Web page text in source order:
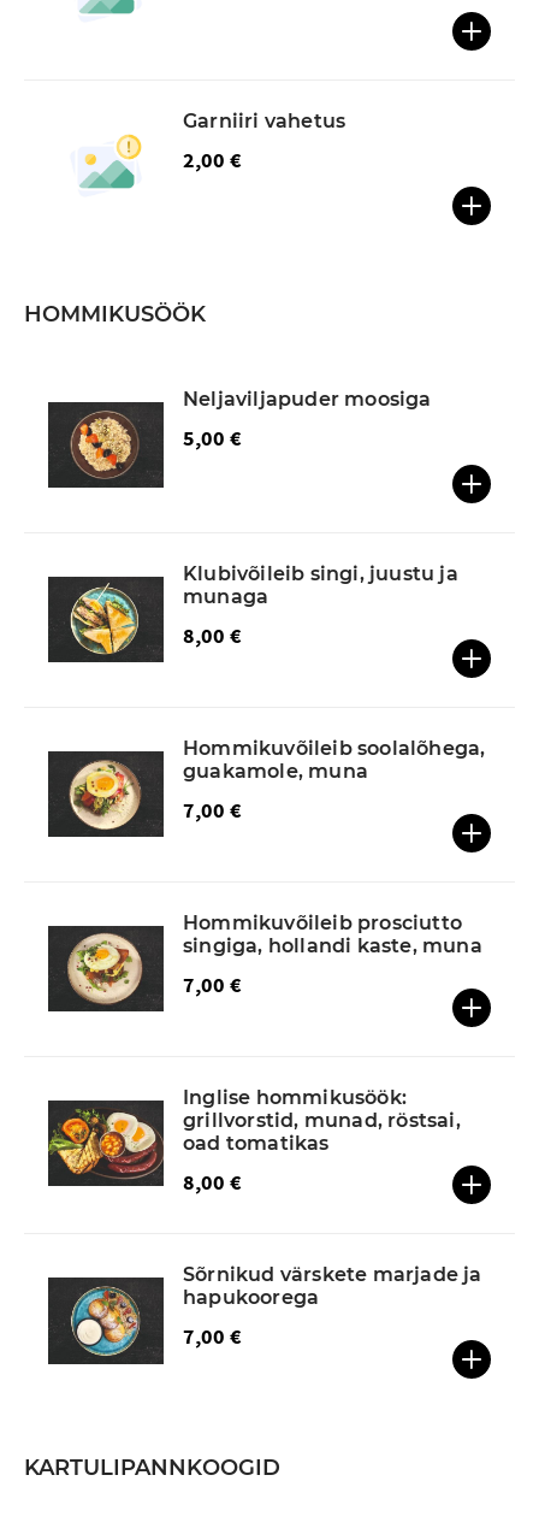
Garniiri vahetus
2,00 €
HOMMIKUSÖÖK
Neljaviljapuder moosiga
5,00 €
Klubivõileib singi, juustu ja
munaga
8,00 €
Hommikuvõileib soolalõhega,
guakamole, muna
7,00 €
Hommikuvõileib prosciutto
singiga, hollandi kaste, muna
7,00 €
Inglise hommikusöök:
grillvorstid, munad, röstsai,
oad tomatikas
8,00 €
Sõrnikud värskete marjade ja
hapukoorega
7,00 €
KARTULIPANNKOOGID